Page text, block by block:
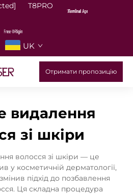
T8PRO
UK
Отримати пропозицію
видалення
зі шкіри
волосся зі шкіри — це
у косметичній дерматології,
підхід до позбавлення
Ця складна процедура